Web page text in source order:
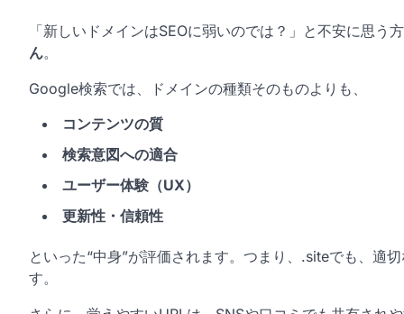
「新しいドメインはSEOに弱いのでは？」と不安に思う
ん。
Google検索では、ドメインの種類そのものよりも、
コンテンツの質
検索意図への適合
ユーザー体験（UX）
更新性・信頼性
といった“中身”が評価されます。つまり、.siteでも、適
す。